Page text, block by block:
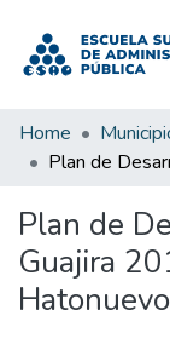
Home
Plan de
Guajira